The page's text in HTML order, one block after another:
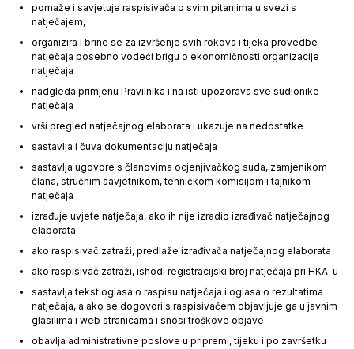
pomaže i savjetuje raspisivača o svim pitanjima u svezi s
natječajem,
organizira i brine se za izvršenje svih rokova i tijeka provedbe
natječaja posebno vodeći brigu o ekonomičnosti organizacije
natječaja
nadgleda primjenu Pravilnika i na isti upozorava sve sudionike
natječaja
vrši pregled natječajnog elaborata i ukazuje na nedostatke
sastavlja i čuva dokumentaciju natječaja
sastavlja ugovore s članovima ocjenjivačkog suda, zamjenikom
člana, stručnim savjetnikom, tehničkom komisijom i tajnikom
natječaja
izrađuje uvjete natječaja, ako ih nije izradio izrađivač natječajnog
elaborata
ako raspisivač zatraži, predlaže izrađivača natječajnog elaborata
ako raspisivač zatraži, ishodi registracijski broj natječaja pri HKA-u
sastavlja tekst oglasa o raspisu natječaja i oglasa o rezultatima
natječaja, a ako se dogovori s raspisivačem objavljuje ga u javnim
glasilima i web stranicama i snosi troškove objave
obavlja administrativne poslove u pripremi, tijeku i po završetku